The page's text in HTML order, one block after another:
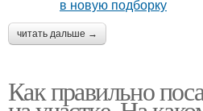
читать дальше →
Как правильно